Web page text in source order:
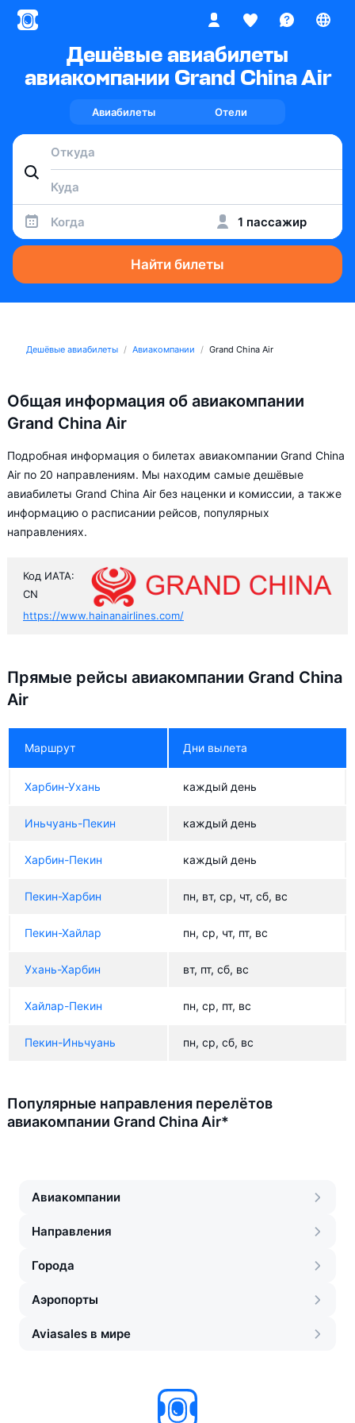
Дешёвые авиабилеты
авиакомпании Grand China Air
Авиабилеты Отели
Когда 1 пассажир
Найти билеты
Дешёвые авиабилеты Авиакомпании Grand China Air
Общая информация об авиакомпании
Grand China Air
Подробная информация о билетах авиакомпании Grand China
Air по 20 направлениям. Мы находим самые дешёвые
авиабилеты Grand China Air без наценки и комиссии, а также
информацию о расписании рейсов, популярных
направлениях.
Код ИАТА:
CN
https://www.hainanairlines.com/
Прямые рейсы авиакомпании Grand China
Air
Маршрут Дни вылета
Харбин-Ухань каждый день
Иньчуань-Пекин каждый день
Харбин-Пекин каждый день
Пекин-Харбин пн, вт, ср, чт, сб, вс
Пекин-Хайлар пн, ср, чт, пт, вс
Ухань-Харбин вт, пт, сб, вс
Хайлар-Пекин пн, ср, пт, вс
Пекин-Иньчуань пн, ср, сб, вс
Популярные направления перелётов
авиакомпании Grand China Air*
Авиакомпании
Направления
Города
Аэропорты
Aviasales в мире